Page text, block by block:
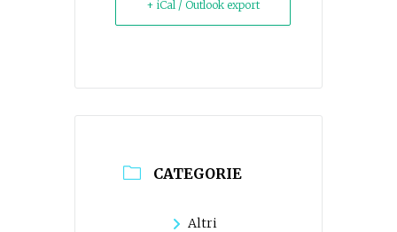
+ iCal / Outlook export
CATEGORIE
Altri